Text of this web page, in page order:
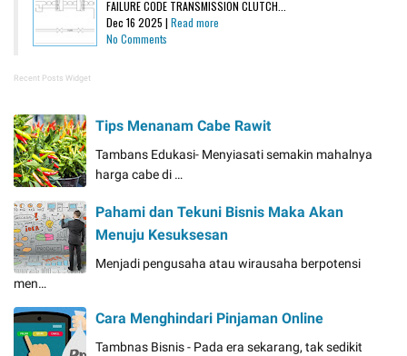
FAILURE CODE TRANSMISSION CLUTCH...
Dec 16 2025 | Read more
No Comments
Recent Posts Widget
Tips Menanam Cabe Rawit
Tambans Edukasi- Menyiasati semakin mahalnya
harga cabe di …
Pahami dan Tekuni Bisnis Maka Akan
Menuju Kesuksesan
Menjadi pengusaha atau wirausaha berpotensi
men…
Cara Menghindari Pinjaman Online
Tambnas Bisnis - Pada era sekarang, tak sedikit